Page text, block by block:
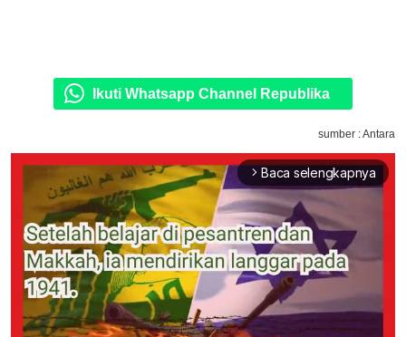
Ikuti Whatsapp Channel Republika
sumber : Antara
arrow_forward_ios Baca selengkapnya